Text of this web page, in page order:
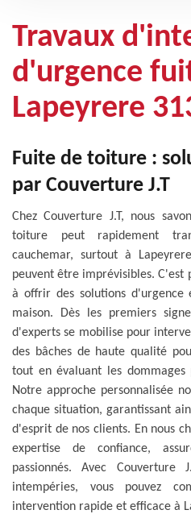
Travaux
d'urgence
Lapeyrere
Fuite de toiture :
par Couverture J.T
Chez Couverture J.T, nous
toiture peut rapidement
cauchemar, surtout à
peuvent être imprévisibles. C'est
à offrir des solutions d'urgence
maison. Dès les premiers
d'experts se mobilise pour
des bâches de haute qualité
tout en évaluant les
Notre approche personnalisée
chaque situation, garantissant
d'esprit de nos clients. En nous
expertise de confiance,
passionnés. Avec
intempéries, vous pouvez
intervention rapide et efficace à